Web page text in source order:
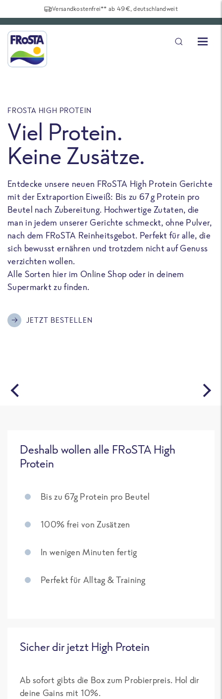
Versandkostenfrei** ab 49€, deutschlandweit
FROSTA HIGH PROTEIN
Viel Protein.
Keine Zusätze.
Entdecke unsere neuen FRoSTA High Protein Gerichte
mit der Extraportion Eiweiß: Bis zu 67 g Protein pro
Beutel nach Zubereitung. Hochwertige Zutaten, die
man in jedem unserer Gerichte schmeckt, ohne Pulver,
nach dem FRoSTA Reinheitsgebot. Perfekt für alle, die
sich bewusst ernähren und trotzdem nicht auf Genuss
verzichten wollen.
Alle Sorten hier im Online Shop oder in deinem
Supermarkt zu finden.
JETZT BESTELLEN
Deshalb wollen alle FRoSTA High
Protein
Bis zu 67g Protein pro Beutel
100% frei von Zusätzen
In wenigen Minuten fertig
Perfekt für Alltag & Training
Sicher dir jetzt High Protein
Ab sofort gibts die Box zum Probierpreis. Hol dir
deine Gains mit 10%.